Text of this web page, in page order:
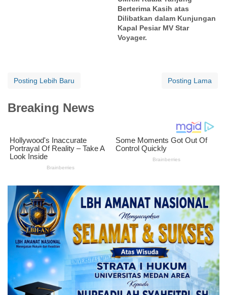
Berterima Kasih atas
Dilibatkan dalam Kunjungan
Kapal Pesiar MV Star
Voyager.
Posting Lebih Baru Posting Lama
Breaking News